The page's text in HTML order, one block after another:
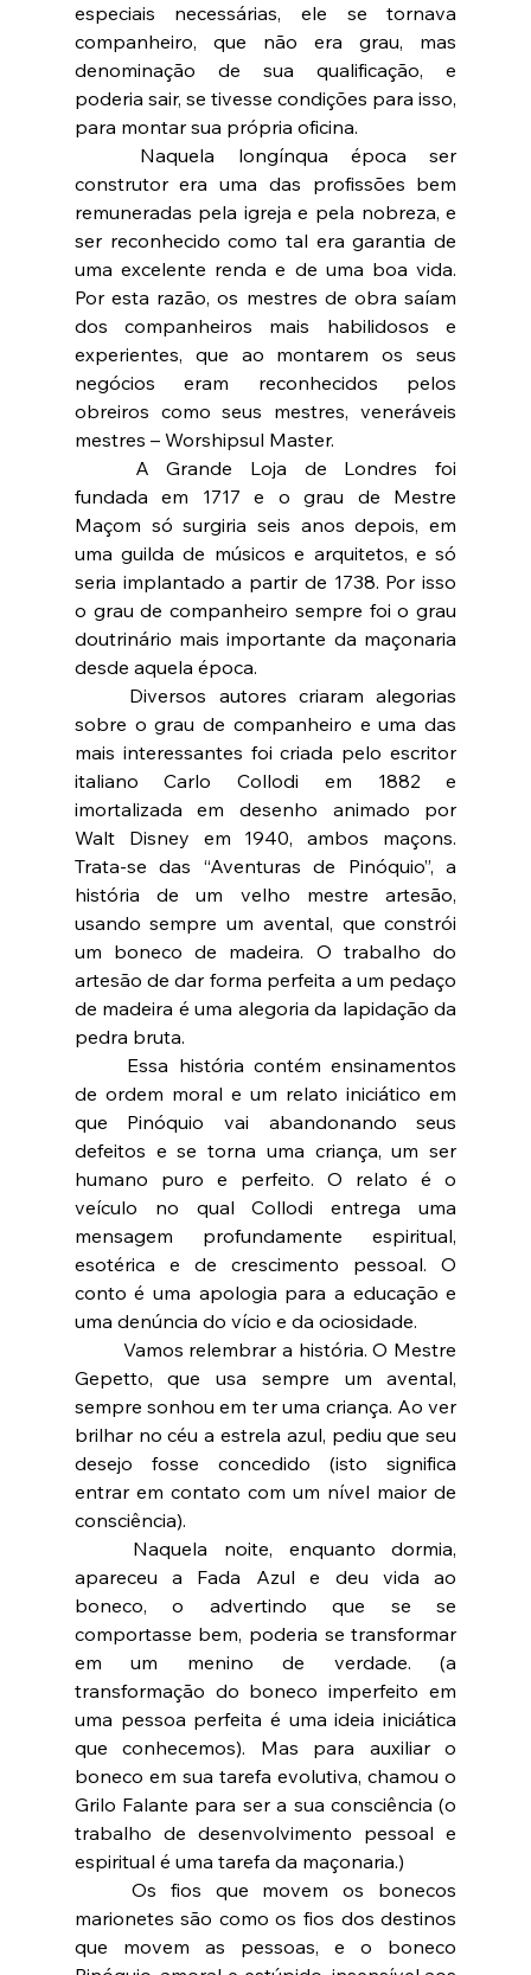
especiais necessárias, ele se tornava
companheiro, que não era grau, mas
denominação de sua qualificação, e
poderia sair, se tivesse condições para isso,
para montar sua própria oficina.
construtor era uma das profissões bem
remuneradas pela igreja e pela nobreza, e
ser reconhecido como tal era garantia de
uma excelente renda e de uma boa vida.
Por esta razão, os mestres de obra saíam
dos companheiros mais habilidosos e
experientes, que ao montarem os seus
negócios eram reconhecidos pelos
obreiros como seus mestres, veneráveis
mestres – Worshipsul Master.
fundada em 1717 e o grau de Mestre
Maçom só surgiria seis anos depois, em
uma guilda de músicos e arquitetos, e só
seria implantado a partir de 1738. Por isso
o grau de companheiro sempre foi o grau
doutrinário mais importante da maçonaria
desde aquela época.
sobre o grau de companheiro e uma das
mais interessantes foi criada pelo escritor
italiano Carlo Collodi em 1882 e
imortalizada em desenho animado por
Walt Disney em 1940, ambos maçons.
Trata-se das “Aventuras de Pinóquio”, a
história de um velho mestre artesão,
usando sempre um avental, que constrói
um boneco de madeira. O trabalho do
artesão de dar forma perfeita a um pedaço
de madeira é uma alegoria da lapidação da
pedra bruta.
de ordem moral e um relato iniciático em
que Pinóquio vai abandonando seus
defeitos e se torna uma criança, um ser
humano puro e perfeito. O relato é o
veículo no qual Collodi entrega uma
mensagem profundamente espiritual,
esotérica e de crescimento pessoal. O
conto é uma apologia para a educação e
uma denúncia do vício e da ociosidade.
Gepetto, que usa sempre um avental,
sempre sonhou em ter uma criança. Ao ver
brilhar no céu a estrela azul, pediu que seu
desejo fosse concedido (isto significa
entrar em contato com um nível maior de
consciência).
apareceu a Fada Azul e deu vida ao
boneco, o advertindo que se se
comportasse bem, poderia se transformar
em um menino de verdade. (a
transformação do boneco imperfeito em
uma pessoa perfeita é uma ideia iniciática
que conhecemos). Mas para auxiliar o
boneco em sua tarefa evolutiva, chamou o
Grilo Falante para ser a sua consciência (o
trabalho de desenvolvimento pessoal e
espiritual é uma tarefa da maçonaria.)
marionetes são como os fios dos destinos
que movem as pessoas, e o boneco